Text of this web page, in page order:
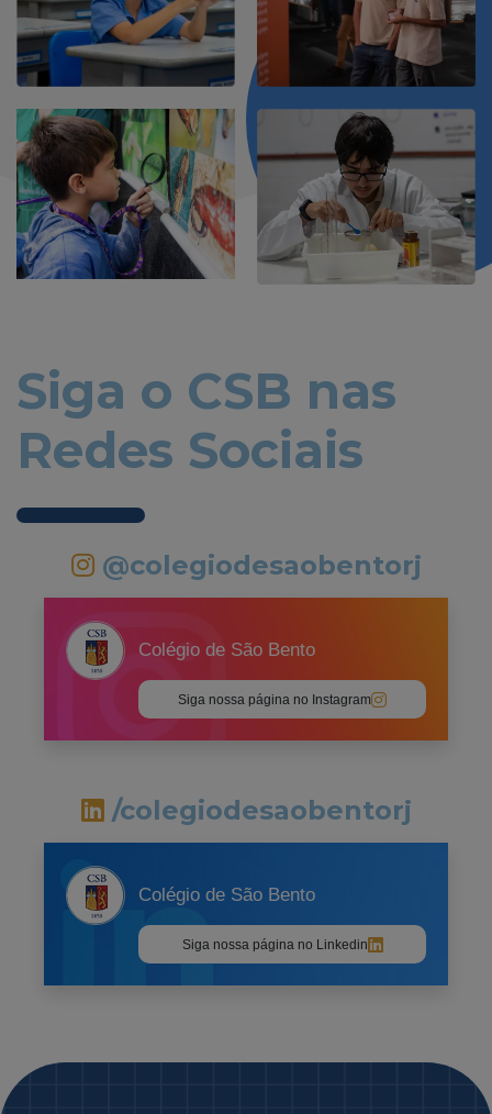
Siga o CSB nas
Redes Sociais
@colegiodesaobentorj
Colégio de São Bento
Siga nossa página no Instagram
/colegiodesaobentorj
Colégio de São Bento
Siga nossa página no Linkedin